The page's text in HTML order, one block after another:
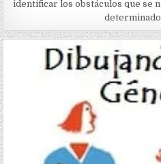
identificar los obstáculos que se